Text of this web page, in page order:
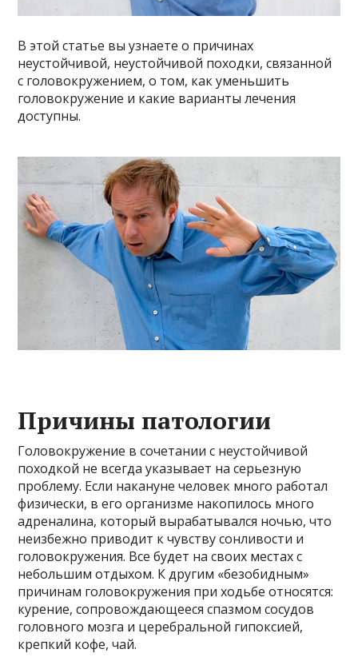
В этой статье вы узнаете о причинах
неустойчивой, неустойчивой походки, связанной
с головокружением, о том, как уменьшить
головокружение и какие варианты лечения
доступны.
Причины патологии
Головокружение в сочетании с неустойчивой
походкой не всегда указывает на серьезную
проблему. Если накануне человек много работал
физически, в его организме накопилось много
адреналина, который вырабатывался ночью, что
неизбежно приводит к чувству сонливости и
головокружения. Все будет на своих местах с
небольшим отдыхом. К другим «безобидным»
причинам головокружения при ходьбе относятся:
курение, сопровождающееся спазмом сосудов
головного мозга и церебральной гипоксией,
крепкий кофе, чай.